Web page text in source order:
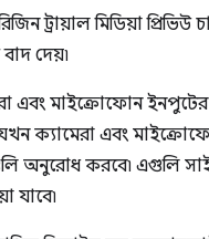
ট্রায়াল মিডিয়া
দেয়৷
এবং মাইক্রোফোন ইনপুটের
ক্যামেরা এবং
অনুরোধ করবে৷ এগুলি
যাবে৷